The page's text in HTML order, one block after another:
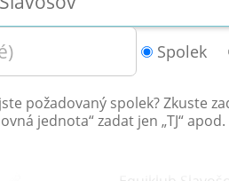
Spolek
požadovaný spolek? Zkuste
jednota“ zadat jen „TJ“